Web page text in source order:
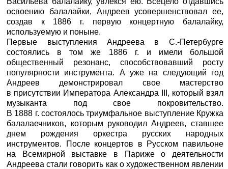
освоению балалайки, Андреев усовершенствовал ее,
создав к 1886 г. первую концертную балалайку,
используемую и поныне.
Первые выступления Андреева в С.-Петербурге
состоялись в том же 1886 г. и имели большой
общественный резонанс, способствовавший росту
популярности инструмента. А уже на следующий год
Андреев демонстрировал свое мастерство
в присутствии Императора Александра III, который взял
музыканта под свое покровительство.
В 1888 г. состоялось триумфальное выступление Кружка
балалаечников, которым руководил Андреев, ставшее
днем рождения оркестра русских народных
инструментов. После концертов в Русском павильоне
на Всемирной выставке в Париже о деятельности
Андреева стали говорить как о художественном явлении